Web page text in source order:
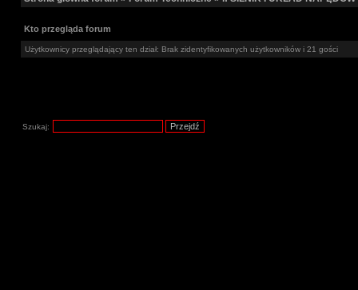
Kto przegląda forum
Użytkownicy przeglądający ten dział: Brak zidentyfikowanych użytkowników i 21 gości
Szukaj: